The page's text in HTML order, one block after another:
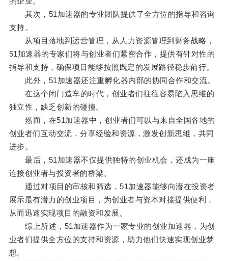
其次，51加速器的专业团队提供了全方位的指导和咨询
支持。
从项目落地到运营管理，从人力资源管理到财务战略，
51加速器的专家们将与创业者们紧密合作，提供有针对性的
指导和支持，确保项目能够按照既定的发展路径稳步前行。
此外，51加速器还注重孵化器内部的协同合作和交流。
在这个闭门造车的时代，创业者们往往容易陷入思维的
独立性，缺乏创新的碰撞。
然而，在51加速器中，创业者们可以与来自全国各地的
创业者们互动交流，分享经验和资源，激发创新思维，共同
进步。
最后，51加速器不仅提供独特的创业机会，还成为一座
连接创业者与投资者的桥梁。
通过对项目的审核和筛选，51加速器能够向潜在投资者
展示最有潜力的创业项目，为创业者与资本对接提供便利，
从而迅速实现项目的融资和发展。
综上所述，51加速器作为一家专业的创业加速器，为创
业者们提供全方位的支持和资源，助力他们快速实现创业梦
想。